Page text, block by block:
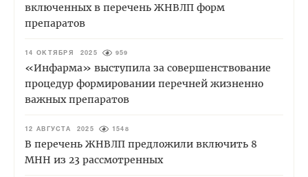
включенных в перечень ЖНВЛП форм
препаратов
14 ОКТЯБРЯ 2025 959
«Инфарма» выступила за совершенствование
процедур формировании перечней жизненно
важных препаратов
12 АВГУСТА 2025 1548
В перечень ЖНВЛП предложили включить 8
МНН из 23 рассмотренных